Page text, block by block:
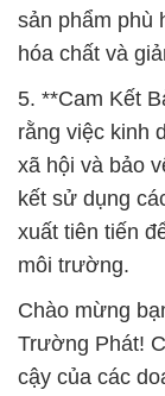
sản phẩm phù
hóa chất và
5. **Cam Kết
rằng việc kinh
xã hội và bảo
kết sử dụng
xuất tiên tiến
môi trường.
Chào mừng
Trường Phát!
cậy của các